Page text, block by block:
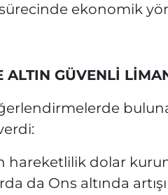
ekonomik
ALTIN GÜVENLİ
hareketlilik dolar
da Ons altında